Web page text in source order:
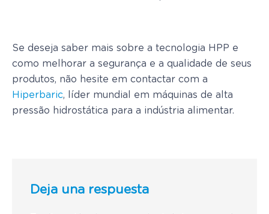
Se deseja saber mais sobre a tecnologia HPP e
como melhorar a segurança e a qualidade de seus
produtos, não hesite em contactar com a
Hiperbaric, líder mundial em máquinas de alta
pressão hidrostática para a indústria alimentar.
Deja una respuesta